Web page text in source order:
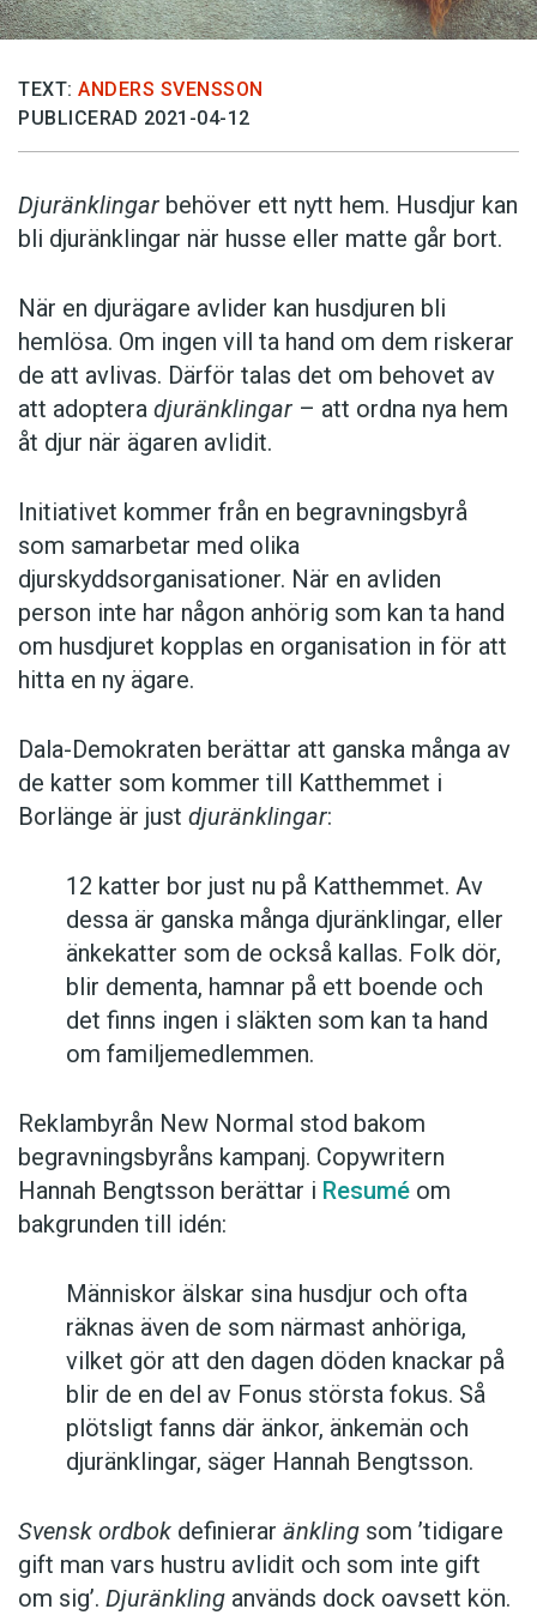
TEXT: ANDERS SVENSSON
PUBLICERAD 2021-04-12
Djuränklingar behöver ett nytt hem. Husdjur kan
bli djuränklingar när husse eller matte går bort.
När en djurägare avlider kan husdjuren bli
hemlösa. Om ingen vill ta hand om dem riskerar
de att avlivas. Därför talas det om behovet av
att adoptera djuränklingar – att ordna nya hem
åt djur när ägaren avlidit.
Initiativet kommer från en begravningsbyrå
som samarbetar med olika
djurskyddsorganisationer. När en avliden
person inte har någon anhörig som kan ta hand
om husdjuret kopplas en organisation in för att
hitta en ny ägare.
Dala-Demokraten berättar att ganska många av
de katter som kommer till Katthemmet i
Borlänge är just djuränklingar:
12 katter bor just nu på Katthemmet. Av
dessa är ganska många djuränklingar, eller
änkekatter som de också kallas. Folk dör,
blir dementa, hamnar på ett boende och
det finns ingen i släkten som kan ta hand
om familjemedlemmen.
Reklambyrån New Normal stod bakom
begravningsbyråns kampanj. Copywritern
Hannah Bengtsson berättar i Resumé om
bakgrunden till idén:
Människor älskar sina husdjur och ofta
räknas även de som närmast anhöriga,
vilket gör att den dagen döden knackar på
blir de en del av Fonus största fokus. Så
plötsligt fanns där änkor, änkemän och
djuränklingar, säger Hannah Bengtsson.
Svensk ordbok definierar änkling som ’tidigare
gift man vars hustru av­lidit och som inte gift
om sig’. Djuränkling används dock oavsett kön.